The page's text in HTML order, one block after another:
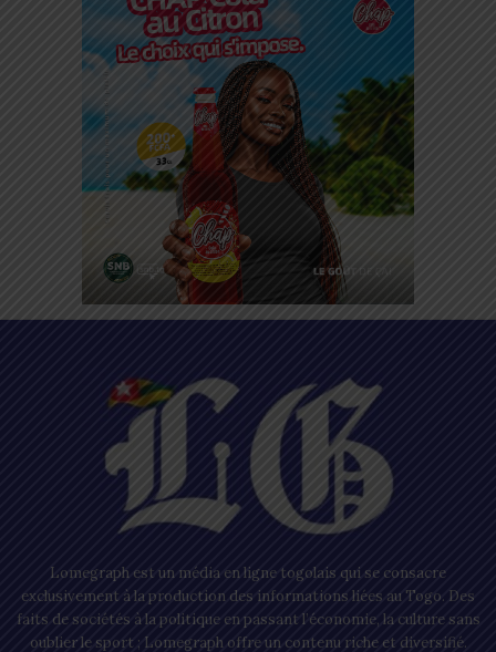
Lomegraph est un média en ligne togolais qui se consacre
exclusivement à la production des informations liées au Togo. Des
faits de sociétés à la politique en passant l’économie, la culture sans
oublier le sport ; Lomegraph offre un contenu riche et diversifié.